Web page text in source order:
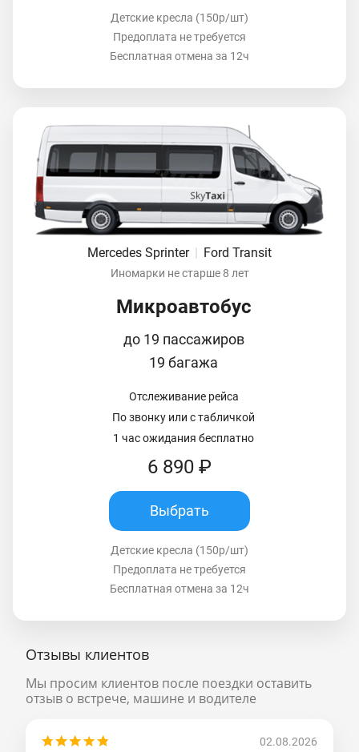
Детские кресла (150р/шт)
Предоплата не требуется
Бесплатная отмена за 12ч
Mercedes Sprinter | Ford Transit
Иномарки не старше 8 лет
Микроавтобус
до 19 пассажиров
19 багажа
Отслеживание рейса
По звонку или с табличкой
1 час ожидания бесплатно
6 890 ₽
Выбрать
Детские кресла (150р/шт)
Предоплата не требуется
Бесплатная отмена за 12ч
Отзывы клиентов
Мы просим клиентов после поездки оставить
отзыв о встрече, машине и водителе
02.08.2026